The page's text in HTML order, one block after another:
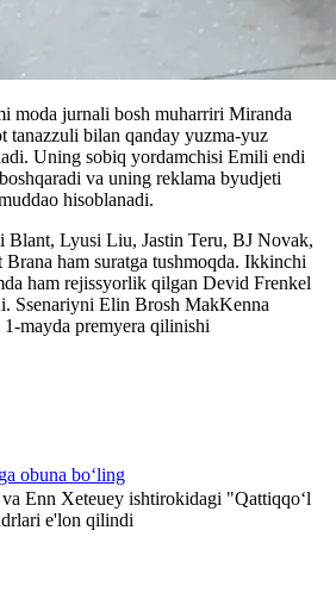
moda jurnali bosh muharriri Miranda
tanazzuli bilan qanday yuzma-yuz
Uning sobiq yordamchisi Emili endi
va uning reklama byudjeti
hisoblanadi.
Blant, Lyusi Liu, Jastin Teru, BJ Novak,
ham suratga tushmoqda. Ikkinchi
ham rejissyorlik qilgan Devid Frenkel
Ssenariyni Elin Brosh MakKenna
mayda premyera qilinishi
obuna bo‘ling
Enn Xeteuey ishtirokidagi "Qattiqqoʻl
e'lon qilindi